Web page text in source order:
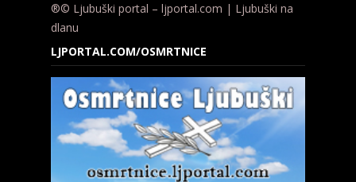
®© Ljubuški portal – ljportal.com | Ljubuški na
dlanu
LJPORTAL.COM/OSMRTNICE